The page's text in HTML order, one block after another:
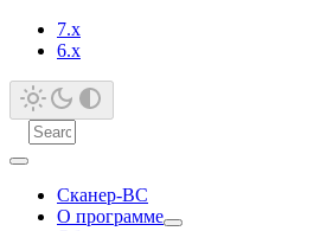
7.x
6.x
Сканер-ВС
О программе